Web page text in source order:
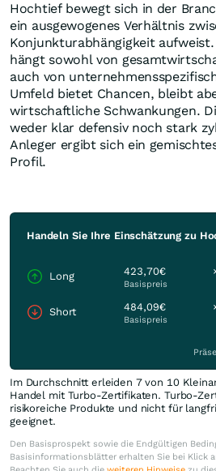
Hochtief bewegt sich in der
ein ausgewogenes Verhältnis
Konjunkturabhängigkeit
hängt sowohl von
auch von
Umfeld bietet Chancen, bleibt
wirtschaftliche Schwankungen.
weder klar defensiv noch stark
Anleger ergibt sich ein
Profil.
Handeln Sie Ihre Einschätzung zu
Long 423,70€
Basispreis
Short 484,09€
Basispreis
Im Durchschnitt erleiden 7 von 10
Handel mit Turbo-Zertifikaten. Turbo-
risikoreiche Produkte und nicht für
geeignet.
Den Basisprospekt sowie die Endgültigen
Basisinformationsblätter erhalten Sie bei Klick